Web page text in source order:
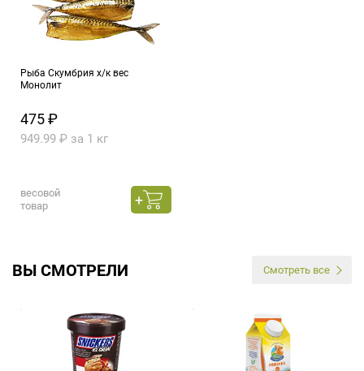
Рыба Скумбрия х/к вес
Монолит
475 ₽
949.99 ₽ за 1 кг
весовой
товар
ВЫ СМОТРЕЛИ Смотреть все